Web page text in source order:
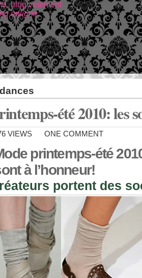
enligne
été 2010: les
VIEWS ONE COMMENT
printemps-été
à l’honneur!
portent des